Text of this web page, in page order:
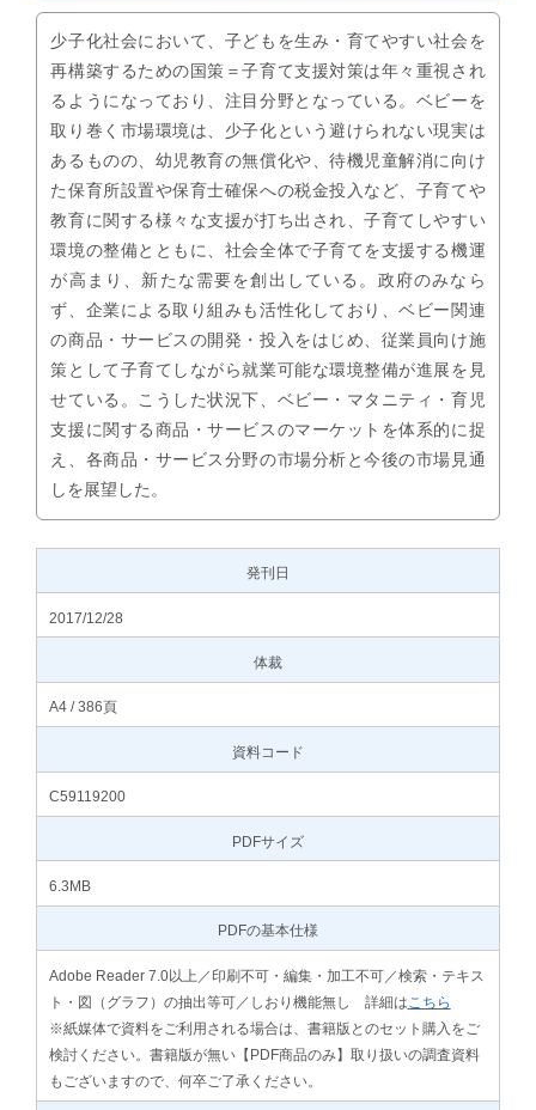
少子化社会において、子どもを生み・育てやすい社会を
再構築するための国策＝子育て支援対策は年々重視され
るようになっており、注目分野となっている。ベビーを
取り巻く市場環境は、少子化という避けられない現実は
あるものの、幼児教育の無償化や、待機児童解消に向け
た保育所設置や保育士確保への税金投入など、子育てや
教育に関する様々な支援が打ち出され、子育てしやすい
環境の整備とともに、社会全体で子育てを支援する機運
が高まり、新たな需要を創出している。政府のみなら
ず、企業による取り組みも活性化しており、ベビー関連
の商品・サービスの開発・投入をはじめ、従業員向け施
策として子育てしながら就業可能な環境整備が進展を見
せている。こうした状況下、ベビー・マタニティ・育児
支援に関する商品・サービスのマーケットを体系的に捉
え、各商品・サービス分野の市場分析と今後の市場見通
しを展望した。
発刊日
2017/12/28
体裁
A4 / 386頁
資料コード
C59119200
PDFサイズ
6.3MB
PDFの基本仕様
Adobe Reader 7.0以上／印刷不可・編集・加工不可／検索・テキス
ト・図（グラフ）の抽出等可／しおり機能無し 詳細は こちら
※紙媒体で資料をご利用される場合は、書籍版とのセット購入をご
検討ください。書籍版が無い【PDF商品のみ】取り扱いの調査資料
もございますので、何卒ご了承ください。